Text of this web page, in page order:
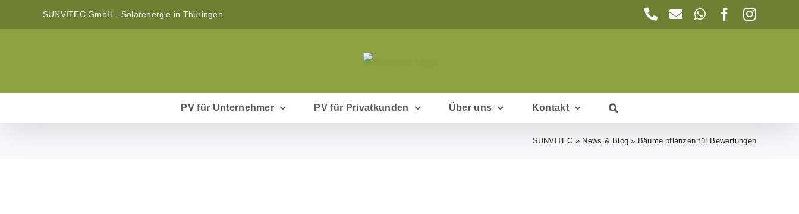
SUNVITEC GmbH - Solarenergie in Thüringen Telefon
E-
Mail
WhatsAppFacebook
PV für Unternehmer PV für Privatkunden Über uns Kontakt
SUNVITEC » News & Blog » Bäume pflanzen für Bewertungen